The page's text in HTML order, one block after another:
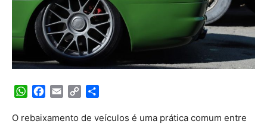
WhatsApp
Facebook
Email Copy
O rebaixamento de veículos é uma prática comum entre